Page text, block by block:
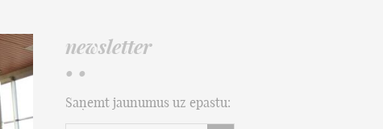
newsletter
• •
Saņemt jaunumus uz epastu: